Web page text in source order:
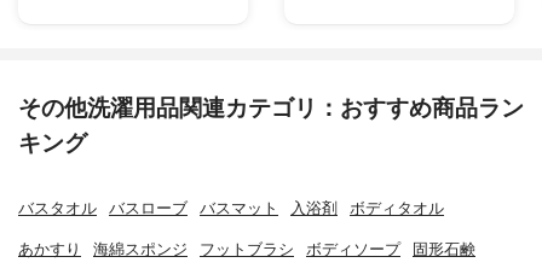
その他洗濯用品関連カテゴリ：おすすめ商品ラン
キング
バスタオル バスローブ バスマット 入浴剤 ボディタオル
あかすり 海綿スポンジ フットブラシ ボディソープ 固形石鹸